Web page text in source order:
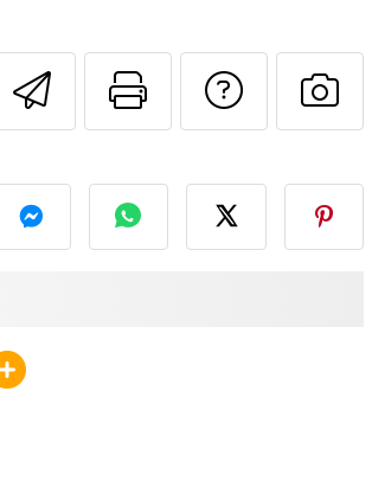
Envoyer cette
Imprimer